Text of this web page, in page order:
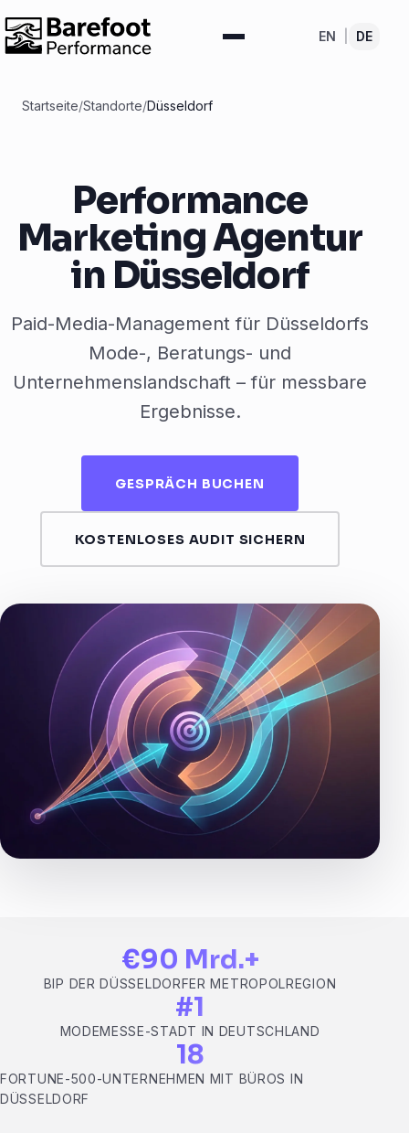
EN DE
Startseite/Standorte/Düsseldorf
Performance
Marketing Agentur
in Düsseldorf
Paid-Media-Management für Düsseldorfs
Mode-, Beratungs- und
Unternehmenslandschaft – für messbare
Ergebnisse.
GESPRÄCH BUCHEN
KOSTENLOSES AUDIT SICHERN
€90 Mrd.+
BIP DER DÜSSELDORFER METROPOLREGION
#1
MODEMESSE-STADT IN DEUTSCHLAND
18
FORTUNE-500-UNTERNEHMEN MIT BÜROS IN
DÜSSELDORF